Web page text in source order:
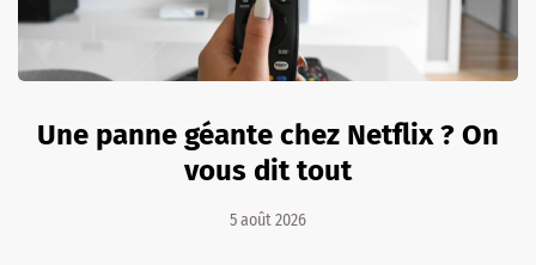
Une panne géante chez Netflix ? On
vous dit tout
5 août 2026